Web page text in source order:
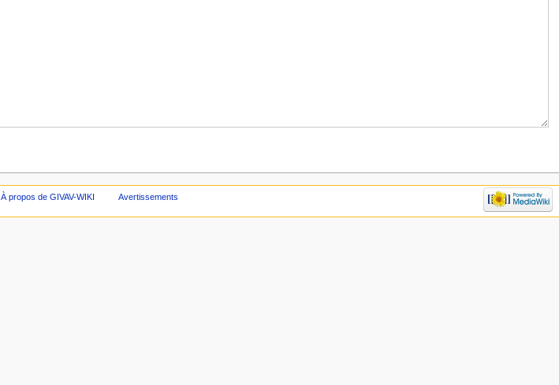
À propos de GIVAV-WIKI Avertissements